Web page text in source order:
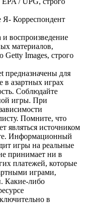
Я- Корреспондент
воспроизведение
материалов,
Images, строго
предназначены для
в азартных играх
Соблюдайте
игры. При
Помните, что
являться источником
Информационный
игры на реальные
принимает ни в
платежей, которые
играми,
Какие-либо
в